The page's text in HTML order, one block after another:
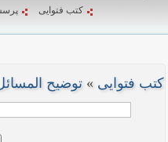
کتب فتوایی
کتب فتوایی » توضیح المسائل